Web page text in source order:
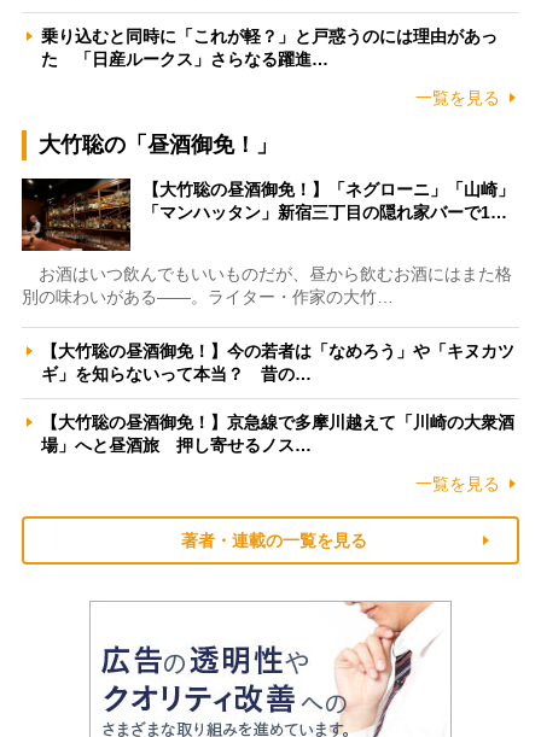
乗り込むと同時に「これが軽？」と戸惑うのには理由があっ
た 「日産ルークス」さらなる躍進…
一覧を見る
大竹聡の「昼酒御免！」
【大竹聡の昼酒御免！】「ネグローニ」「山崎」
「マンハッタン」新宿三丁目の隠れ家バーで1…
お酒はいつ飲んでもいいものだが、昼から飲むお酒にはまた格
別の味わいがある――。ライター・作家の大竹…
【大竹聡の昼酒御免！】今の若者は「なめろう」や「キヌカツ
ギ」を知らないって本当？ 昔の…
【大竹聡の昼酒御免！】京急線で多摩川越えて「川崎の大衆酒
場」へと昼酒旅 押し寄せるノス…
一覧を見る
著者・連載の一覧を見る